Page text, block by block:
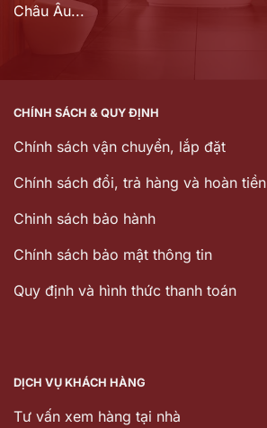
Châu Âu...
CHÍNH SÁCH & QUY ĐỊNH
Chính sách vận chuyển, lắp đặt
Chính sách đổi, trả hàng và hoàn tiền
Chinh sách bảo hành
Chính sách bảo mật thông tin
Quy định và hình thức thanh toán
DỊCH VỤ KHÁCH HÀNG
Tư vấn xem hàng tại nhà